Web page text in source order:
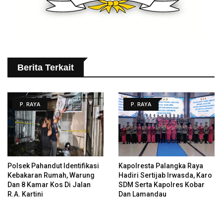
Berita Terkait
P. RAYA
Polsek Pahandut Identifikasi
Kebakaran Rumah, Warung
Dan 8 Kamar Kos Di Jalan
R.A. Kartini
P. RAYA
Kapolresta Palangka Raya
Hadiri Sertijab Irwasda, Karo
SDM Serta Kapolres Kobar
Dan Lamandau